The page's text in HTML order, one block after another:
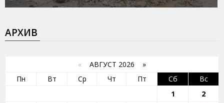
АРХИВ
« АВГУСТ 2026 »
Пн
Вт Ср Чт Пт Сб
Вс
1
2